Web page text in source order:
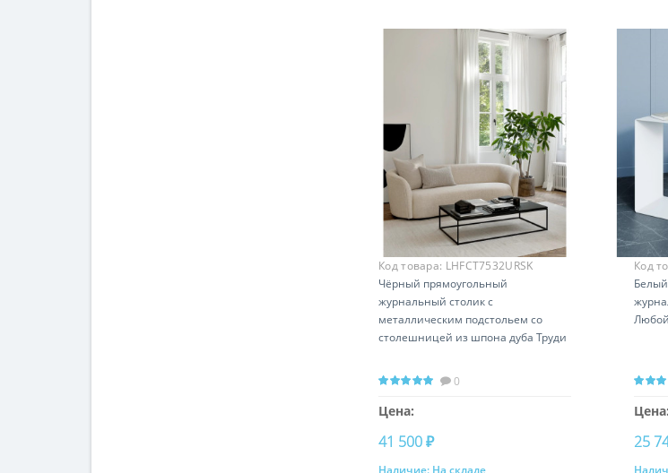
Код товара: LHFCT7532URSK
Чёрный прямоугольный
журнальный столик с
металлическим подстольем со
столешницей из шпона дуба Труди
0
Цена:
41 500 ₽
Код
Цена:
25